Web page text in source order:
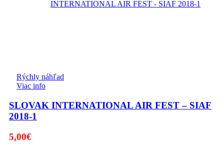
Rýchly náhľad
Viac info
SLOVAK INTERNATIONAL AIR FEST – SIAF
2018-1
5,00€